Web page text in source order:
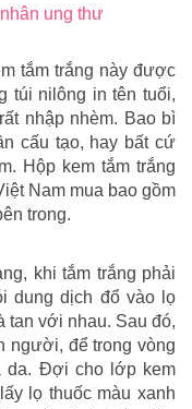
ung thư
tắm trắng này được
túi nilông in tên tuổi,
nhập nhèm. Bao bì
cấu tạo, hay bất cứ
Hộp kem tắm trắng
Nam mua bao gồm
trong.
khi tắm trắng phải
dung dịch đổ vào lọ
tan với nhau. Sau đó,
người, để trong vòng
da. Đợi cho lớp kem
lọ thuốc màu xanh